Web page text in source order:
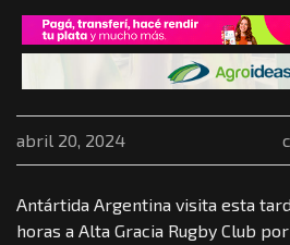
abril 20, 2024
Antártida Argentina visita esta
horas a Alta Gracia Rugby Club